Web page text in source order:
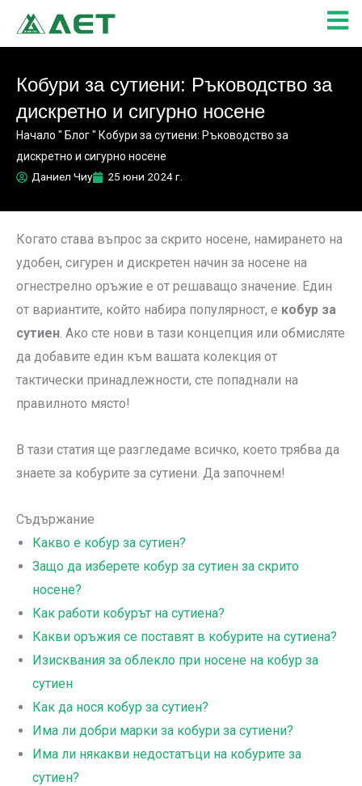
content
Кобури за сутиени: Ръководство за
дискретно и сигурно носене
Начало " Блог" Кобури за сутиени: Ръководство за
дискретно и сигурно носене
Даниел Чиу
25 юни 2024 г.
Когато става въпрос за скрито носене, намирането на
удобен, сигурен и дискретен начин за носене на
огнестрелно оръжие е от решаващо значение. Един
от вариантите, който набира популярност, е кобур за
сутиен. Ако сте нови в тази концепция или обмисляте
да добавите един към вашата колекция от
тактически принадлежности, сте попаднали на
правилното място!
В тази статия ще разгледаме всичко, което трябва да
знаете за кобурите за сутиени. Да започнем!
Съдържание
Какво е кобур за сутиен?
Защо да изберете кобур за сутиен за скрито
носене?
Как работи кобурът на сутиена?
Какви оръжия се поставят в кобурите на сутиена?
Изисквания за облекло при носене на кобур за
сутиен
Как да нося кобур за сутиен?
Има ли добри марки за кобури за сутиени?
Има ли някакви недостатъци на кобурите за
сутиен?